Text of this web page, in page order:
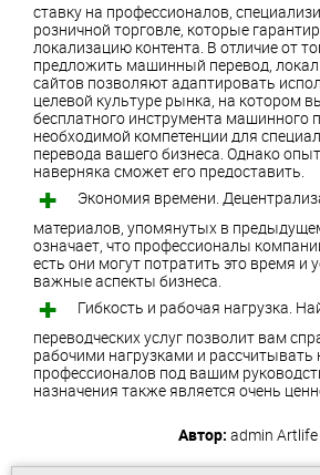
ставку на профессионалов,
розничной торговле, которые
локализацию контента. В отличие от
предложить машинный перевод,
сайтов позволяют адаптировать
целевой культуре рынка, на котором
бесплатного инструмента машинного
необходимой компетенции для
перевода вашего бизнеса. Однако
наверняка сможет его предоставить.
Экономия времени.
материалов, упомянутых в
означает, что профессионалы
есть они могут потратить это время и
важные аспекты бизнеса.
Гибкость и рабочая нагрузка.
переводческих услуг позволит вам
рабочими нагрузками и рассчитывать
профессионалов под вашим
назначения также является очень
Автор: admin Artlife